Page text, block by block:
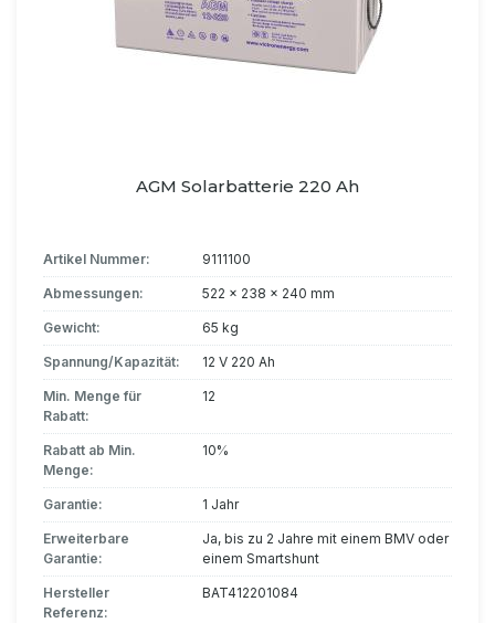
AGM Solarbatterie 220 Ah
Artikel Nummer: 9111100
Abmessungen: 522 x 238 x 240 mm
Gewicht: 65 kg
Spannung/Kapazität: 12 V 220 Ah
Min. Menge für
Rabatt:
12
Rabatt ab Min.
Menge:
10%
Garantie: 1 Jahr
Erweiterbare
Garantie:
Ja, bis zu 2 Jahre mit einem BMV oder
einem Smartshunt
Hersteller
Referenz:
BAT412201084